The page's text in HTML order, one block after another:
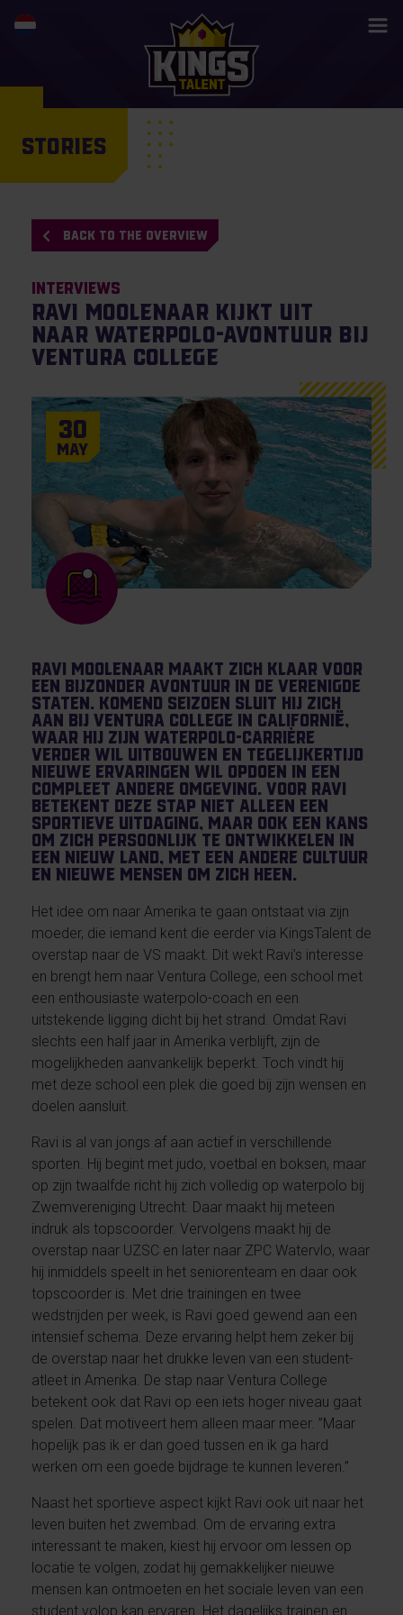
STORIES
BACK TO THE OVERVIEW
Interviews
Ravi Moolenaar kijkt uit
naar waterpolo-avontuur bij
Ventura College
30
May
Ravi Moolenaar maakt zich klaar voor
een bijzonder avontuur in de Verenigde
Staten. Komend seizoen sluit hij zich
aan bij Ventura College in Californië,
waar hij zijn waterpolo-carrière
verder wil uitbouwen en tegelijkertijd
nieuwe ervaringen wil opdoen in een
compleet andere omgeving. Voor Ravi
betekent deze stap niet alleen een
sportieve uitdaging, maar ook een kans
om zich persoonlijk te ontwikkelen in
een nieuw land, met een andere cultuur
en nieuwe mensen om zich heen.
Het idee om naar Amerika te gaan ontstaat via zijn
moeder, die iemand kent die eerder via KingsTalent de
overstap naar de VS maakt. Dit wekt Ravi’s interesse
en brengt hem naar Ventura College, een school met
een enthousiaste waterpolo-coach en een
uitstekende ligging dicht bij het strand. Omdat Ravi
slechts een half jaar in Amerika verblijft, zijn de
mogelijkheden aanvankelijk beperkt. Toch vindt hij
met deze school een plek die goed bij zijn wensen en
doelen aansluit.
Ravi is al van jongs af aan actief in verschillende
sporten. Hij begint met judo, voetbal en boksen, maar
op zijn twaalfde richt hij zich volledig op waterpolo bij
Zwemvereniging Utrecht. Daar maakt hij meteen
indruk als topscoorder. Vervolgens maakt hij de
overstap naar UZSC en later naar ZPC Watervlo, waar
hij inmiddels speelt in het seniorenteam en daar ook
topscoorder is. Met drie trainingen en twee
wedstrijden per week, is Ravi goed gewend aan een
intensief schema. Deze ervaring helpt hem zeker bij
de overstap naar het drukke leven van een student-
atleet in Amerika. De stap naar Ventura College
betekent ook dat Ravi op een iets hoger niveau gaat
spelen. Dat motiveert hem alleen maar meer. ”Maar
hopelijk pas ik er dan goed tussen en ik ga hard
werken om een goede bijdrage te kunnen leveren.”
Naast het sportieve aspect kijkt Ravi ook uit naar het
leven buiten het zwembad. Om de ervaring extra
interessant te maken, kiest hij ervoor om lessen op
locatie te volgen, zodat hij gemakkelijker nieuwe
mensen kan ontmoeten en het sociale leven van een
student volop kan ervaren. Het dagelijks trainen en